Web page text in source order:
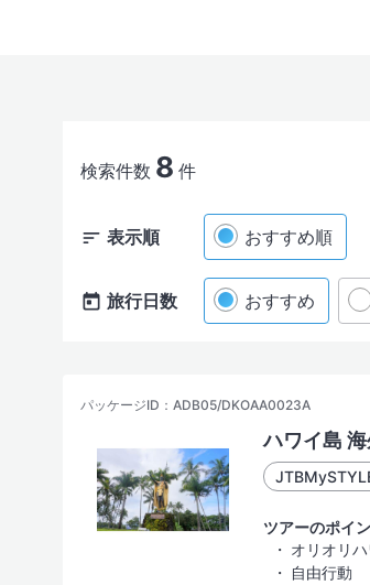
出発日
部屋・人数
検索件数 8 件
表示順 おすすめ順
旅行日数 おすすめ
パッケージID：ADB05/DKOAA0023A
ハワイ島
ツアーのポイ
オリオリ
自由行動